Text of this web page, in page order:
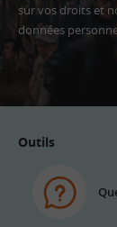
sur vos droits et
données
Outils